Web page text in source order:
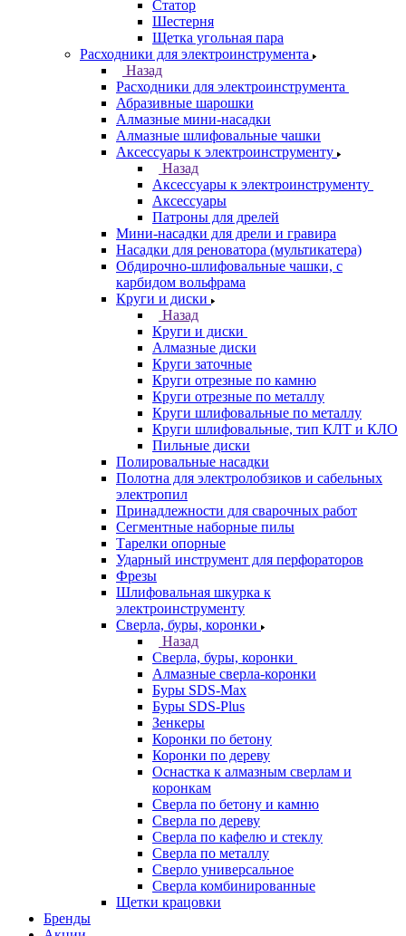
Статор
Шестерня
Щетка угольная пара
Расходники для электроинструмента
Назад
Расходники для электроинструмента
Абразивные шарошки
Алмазные мини-насадки
Алмазные шлифовальные чашки
Аксессуары к электроинструменту
Назад
Аксессуары к электроинструменту
Аксессуары
Патроны для дрелей
Мини-насадки для дрели и гравира
Насадки для реноватора (мультикатера)
Обдирочно-шлифовальные чашки, с
карбидом вольфрама
Круги и диски
Назад
Круги и диски
Алмазные диски
Круги заточные
Круги отрезные по камню
Круги отрезные по металлу
Круги шлифовальные по металлу
Круги шлифовальные, тип КЛТ и КЛО
Пильные диски
Полировальные насадки
Полотна для электролобзиков и сабельных
электропил
Принадлежности для сварочных работ
Сегментные наборные пилы
Тарелки опорные
Ударный инструмент для перфораторов
Фрезы
Шлифовальная шкурка к
электроинструменту
Сверла, буры, коронки
Назад
Сверла, буры, коронки
Алмазные сверла-коронки
Буры SDS-Max
Буры SDS-Plus
Зенкеры
Коронки по бетону
Коронки по дереву
Оснастка к алмазным сверлам и
коронкам
Сверла по бетону и камню
Сверла по дереву
Сверла по кафелю и стеклу
Сверла по металлу
Сверло универсальное
Сверла комбинированные
Щетки крацовки
Бренды